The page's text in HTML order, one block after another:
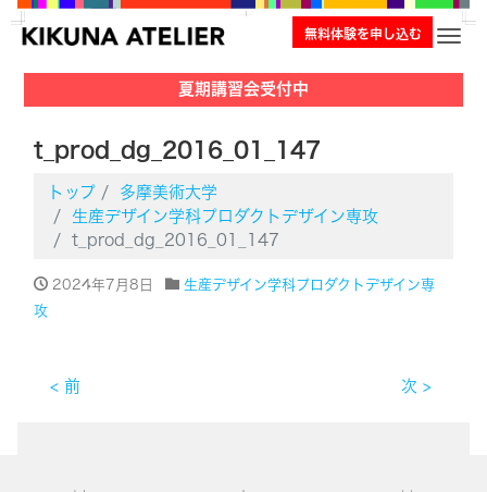
ナビ
無料体験を申し込む
夏期講習会受付中
t_prod_dg_2016_01_147
トップ
多摩美術大学
生産デザイン学科プロダクトデザイン専攻
t_prod_dg_2016_01_147
2024年7月8日
生産デザイン学科プロダクトデザイン専
攻
< 前 次 >